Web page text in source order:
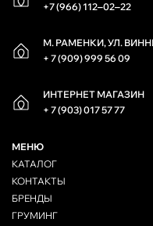
+7 (966) 112‒02‒22
М. РАМЕНКИ, УЛ.
+ 7 (909) 999 56 09
ИНТЕРНЕТ МАГАЗИН
+ 7 (903) 017 57 77
МЕНЮ
КАТАЛОГ
КОНТАКТЫ
БРЕНДЫ
ГРУМИНГ